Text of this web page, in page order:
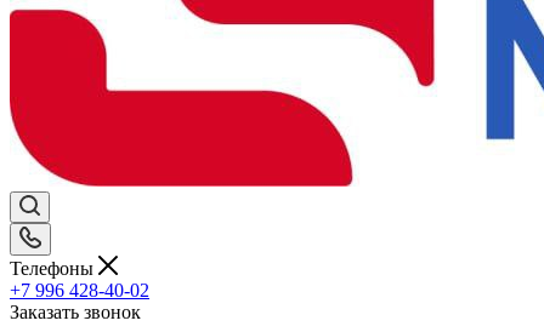
Телефоны
+7 996 428-40-02
Заказать звонок